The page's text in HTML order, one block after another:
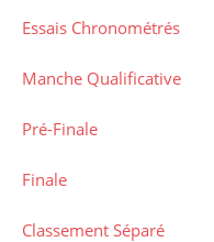
Essais Chronométrés
Manche Qualificative
Pré-Finale
Finale
Classement Séparé